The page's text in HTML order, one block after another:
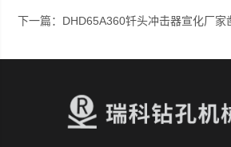
下一篇： DHD65A360钎头冲击器宣化厂家